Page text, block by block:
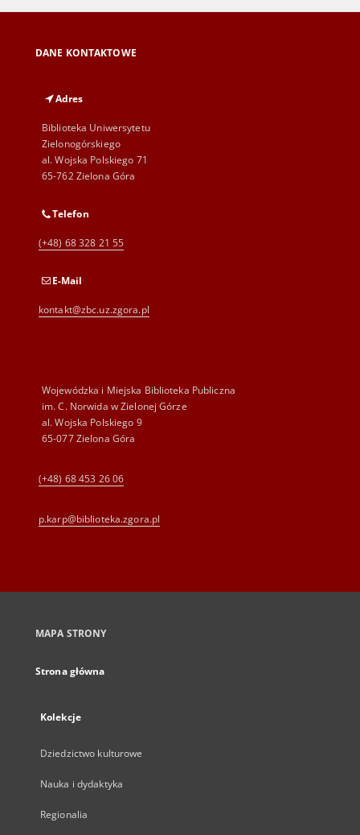
DANE KONTAKTOWE
Adres
Biblioteka Uniwersytetu
Zielonogórskiego
al. Wojska Polskiego 71
65-762 Zielona Góra
Telefon
(+48) 68 328 21 55
E-Mail
kontakt@zbc.uz.zgora.pl
Wojewódzka i Miejska Biblioteka Publiczna
im. C. Norwida w Zielonej Górze
al. Wojska Polskiego 9
65-077 Zielona Góra
(+48) 68 453 26 06
p.karp@biblioteka.zgora.pl
MAPA STRONY
Strona główna
Kolekcje
Dziedzictwo kulturowe
Nauka i dydaktyka
Regionalia